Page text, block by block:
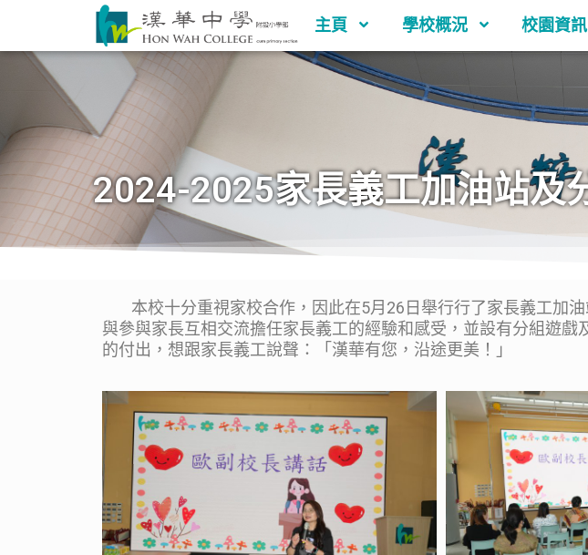
主頁 學校概況 校園資訊
2024-2025家長義工加油站及
本校十分重視家校合作，因此在5月26日舉行行了家長義工加
與參與家長互相交流擔任家長義工的經驗和感受，並設有分組遊
的付出，想跟家長義工說聲：「漢華有您，沿途更美！」